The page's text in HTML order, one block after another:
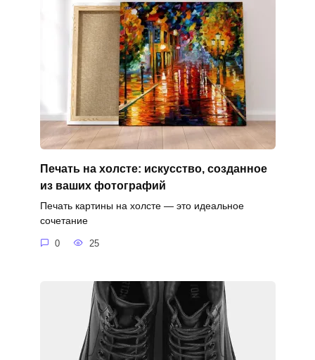
Печать на холсте: искусство, созданное
из ваших фотографий
Печать картины на холсте — это идеальное
сочетание
0 25